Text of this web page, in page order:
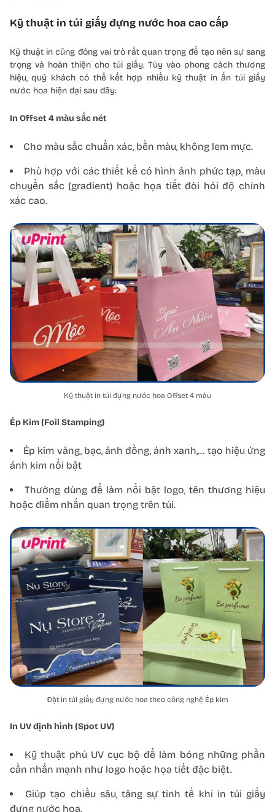
Kỹ thuật in túi giấy đựng nước hoa cao cấp
Kỹ thuật in cũng đóng vai trò rất quan trọng để tạo nên sự sang
trọng và hoàn thiện cho túi giấy. Tùy vào phong cách thương
hiệu, quý khách có thể kết hợp nhiều kỹ thuật in ấn túi giấy
nước hoa hiện đại sau đây:
In Offset 4 màu sắc nét
Cho màu sắc chuẩn xác, bền màu, không lem mực.
Phù hợp với các thiết kế có hình ảnh phức tạp, màu
chuyển sắc (gradient) hoặc họa tiết đòi hỏi độ chính
xác cao.
Kỹ thuật in túi đựng nước hoa Offset 4 màu
Ép Kim (Foil Stamping)
Ép kim vàng, bạc, ánh đồng, ánh xanh,… tạo hiệu ứng
ánh kim nổi bật
Thường dùng để làm nổi bật logo, tên thương hiệu
hoặc điểm nhấn quan trọng trên túi.
Đặt in túi giấy đựng nước hoa theo công nghệ Ép kim
In UV định hình (Spot UV)
Kỹ thuật phủ UV cục bộ để làm bóng những phần
cần nhấn mạnh như logo hoặc họa tiết đặc biệt.
Giúp tạo chiều sâu, tăng sự tinh tế khi in túi giấy
đựng nước hoa.